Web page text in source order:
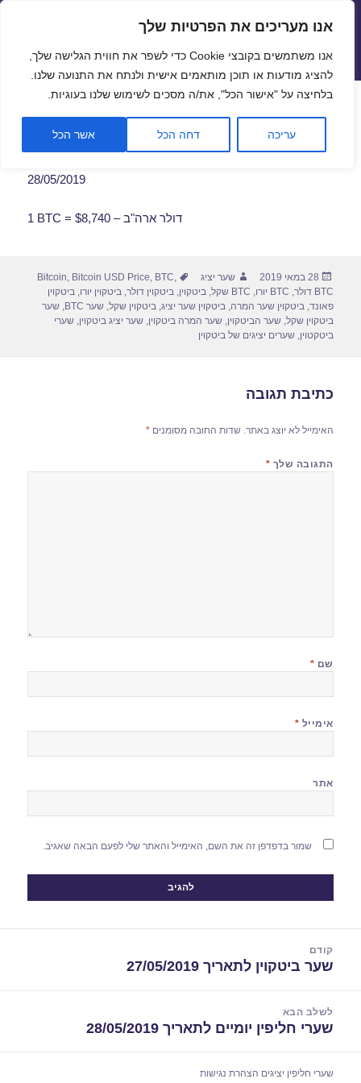
פתח
אנו מעריכים את הפרטיות שלך
אנו משתמשים בקובצי Cookie כדי לשפר את חווית הגלישה שלך,
להציג מודעות או תוכן מותאמים אישית ולנתח את התנועה שלנו.
בלחיצה על "אישור הכל", את/ה מסכים לשימוש שלנו בעוגיות.
עריכה דחה הכל אשר הכל
שערי חליפין יציגים – שער יציג
תפריטים
ווידג'טים
שער ביטקוין לתאריך 28/05/2019
28/05/2019
1 BTC = $8,740 – דולר ארה"ב
פורסם
בתאריך
28 במאי 2019 מחבר
שער יציג תגיות Bitcoin, Bitcoin USD Price, BTC,
BTC דולר
, BTC יורו , BTC שקל ,ביטקוין,ביטקוין דולר,ביטקוין יורו,ביטקוין
פאונד,ביטקוין שער המרה,ביטקוין שער יציג,ביטקוין שקל,שער BTC ,שער
ביטקוין שקל,שער הביטקוין,שער המרה ביטקוין,שער יציג ביטקוין,שערי
ביטקטוין,שערים יציגים של ביטקוין
כתיבת תגובה
האימייל לא יוצג באתר. שדות החובה מסומנים*
התגובה שלך *
שם *
אימייל *
אתר
שמור בדפדפן זה את השם, האימייל והאתר שלי לפעם הבאה שאגיב.
קודם
הפוסט
שער ביטקוין לתאריך 27/05/2019
לשלב הבא
הפוסט
שערי חליפין יומיים לתאריך 28/05/2019
שערי חליפין יציגים הצהרת נגישות